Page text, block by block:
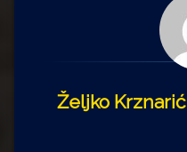
Željko Krznarić